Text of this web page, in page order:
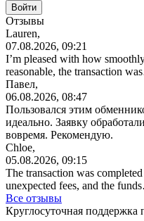
Отзывы
Lauren,
07.08.2026, 09:21
I’m pleased with how
reasonable, the transaction
Павел,
06.08.2026, 08:47
Пользовался этим
идеально. Заявку
вовремя. Рекомендую.
Chloe,
05.08.2026, 09:15
The transaction was
unexpected fees, and the
Все отзывы
Круглосуточная